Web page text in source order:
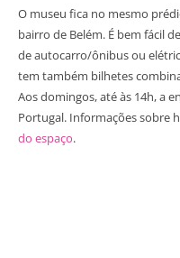
O museu fica no mesmo
bairro de Belém. É bem fácil
de autocarro/ônibus ou
tem também bilhetes
Aos domingos, até às 14h, a
Portugal. Informações sobre
do espaço.